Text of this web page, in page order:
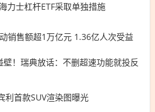
力士杠杆ETF采取单独措施
销售额超1万亿元 1.36亿人次受益
壁！瑞典放话：不删超速功能就投反
利首款SUV渲染图曝光